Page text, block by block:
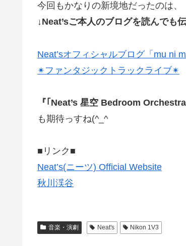
今回もかなりの新境地だったのは、
↓Neat’sご本人のブログを読んでも
Neat’sオフィシャルブログ「mu ni
✴ファンタジックトラックライブ✴
『｢Neat’s 星空 Bedroom
も期待っすね(^_^ゞ
■リンク■
Neat’s(ニーツ) Official Website
秋川渓谷
音楽・演劇 Neat's Nikon 1V3